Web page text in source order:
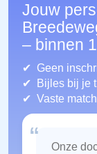
Jouw
– binnen
Geen
Bijles bij je
Vaste
“
Onze